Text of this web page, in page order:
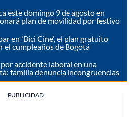
este domingo 9 de agosto en
plan de movilidad por festivo
en 'Bici Cine', el plan gratuito
el cumpleaños de Bogotá
accidente laboral en una
familia denuncia incongruencias
PUBLICIDAD